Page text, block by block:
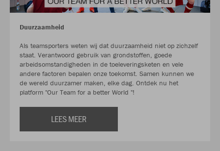
Duurzaamheid
Als teamsporters weten wij dat duurzaamheid niet op zichzelf
staat. Verantwoord gebruik van grondstoffen, goede
arbeidsomstandigheden in de toeleveringsketen en vele
andere factoren bepalen onze toekomst. Samen kunnen we
de wereld duurzamer maken, elke dag. Ontdek nu het
platform "Our Team for a better World "!
LEES MEER